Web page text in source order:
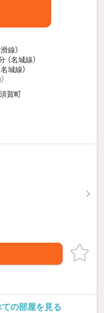
線）
（名城線）
城線）
賀町
の部屋を見る